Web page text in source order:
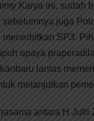
Karya ini, sudah
sebelumnya juga
menerbitkan SP3.
upaya
lantas
melanjutkan
antara H Jufri